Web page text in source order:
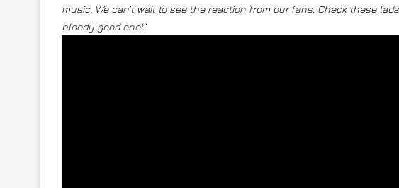
music. We can’t wait to see the reaction from our fans. Check these
bloody good one!”.